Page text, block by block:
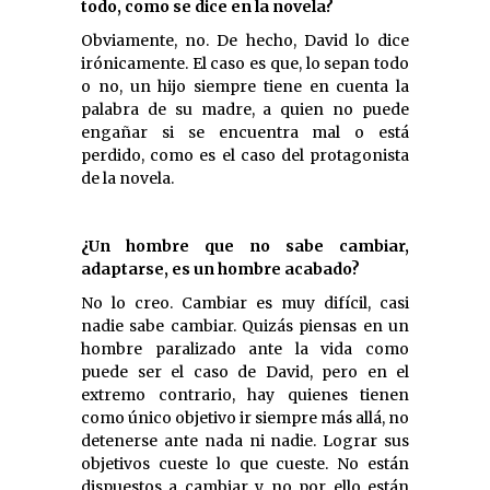
todo, como se dice en la novela?
Obviamente, no. De hecho, David lo dice
irónicamente. El caso es que, lo sepan todo
o no, un hijo siempre tiene en cuenta la
palabra de su madre, a quien no puede
engañar si se encuentra mal o está
perdido, como es el caso del protagonista
de la novela.
¿Un hombre que no sabe cambiar,
adaptarse, es un hombre acabado?
No lo creo. Cambiar es muy difícil, casi
nadie sabe cambiar. Quizás piensas en un
hombre paralizado ante la vida como
puede ser el caso de David, pero en el
extremo contrario, hay quienes tienen
como único objetivo ir siempre más allá, no
detenerse ante nada ni nadie. Lograr sus
objetivos cueste lo que cueste. No están